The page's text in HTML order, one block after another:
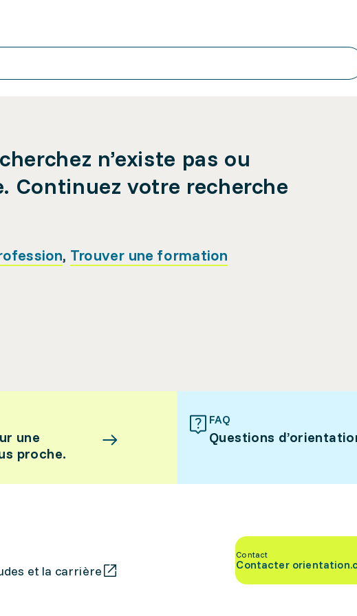
n’existe pas ou
Continuez votre recherche
, Trouver une formation
une
proche.
FAQ
Questions
et la carrière
Contact
Contacter